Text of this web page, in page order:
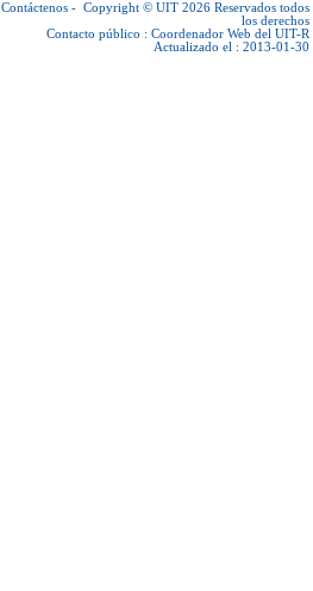
Contáctenos - Copyright © UIT 2026 Reservados todos
los derechos
Contacto público : Coordenador Web del UIT-R
Actualizado el : 2013-01-30